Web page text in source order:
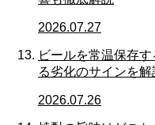
2026.07.27
ビールを常温保存
る劣化のサインを解
2026.07.26